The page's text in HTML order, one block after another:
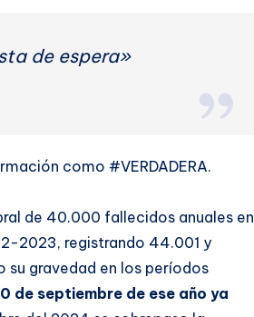
de espera»
como #VERDADERA.
de 40.000 fallecidos anuales en
2023, registrando 44.001 y
su gravedad en los períodos
de septiembre de ese año ya